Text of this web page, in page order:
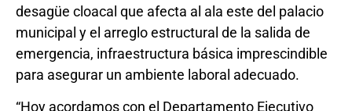
desagüe cloacal que afecta al ala este del palacio
municipal y el arreglo estructural de la salida de
emergencia, infraestructura básica imprescindible
para asegurar un ambiente laboral adecuado.
“Hoy acordamos con el Departamento Ejecutivo